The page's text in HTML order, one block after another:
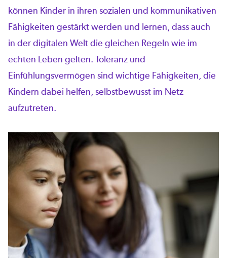
können Kinder in ihren sozialen und kommunikativen
Fähigkeiten gestärkt werden und lernen, dass auch
in der digitalen Welt die gleichen Regeln wie im
echten Leben gelten. Toleranz und
Einfühlungsvermögen sind wichtige Fähigkeiten, die
Kindern dabei helfen, selbstbewusst im Netz
aufzutreten.